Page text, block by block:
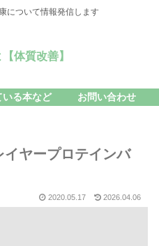
について情報発信します
体質改善】
いる本など お問い合わせ
ヤープロテインバ
2020.05.17 2026.04.06